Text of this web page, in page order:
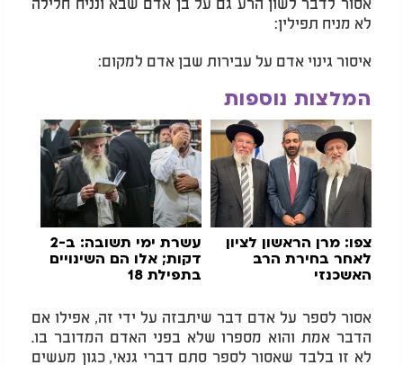
לא מניח תפילין:
איסור גינוי אדם על עבירות שבן אדם למקום:
המלצות נוספות
צפו: מרן הראשון לציון
לאחר בחירת הרב
האשכנזי
עשרת ימי תשובה: ב-2
דקות; אלו הם השינויים
בתפילת 18
אסור לספר על אדם דבר שיתבזה על ידי זה, אפילו אם
הדבר אמת והוא מספרו שלא בפני האדם המדובר בו.
לא זו בלבד שאסור לספר סתם דברי גנאי, כגון מעשים